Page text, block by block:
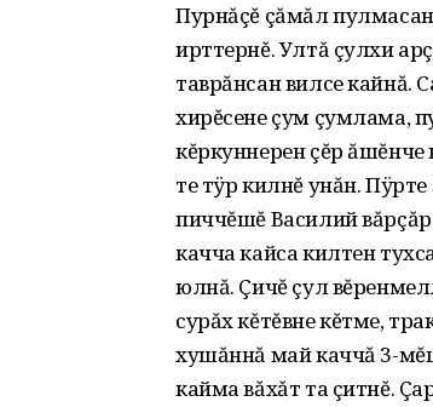
Пурнăçĕ çăмăл
ирттернĕ. Ултă çулхи
таврăнсан вилсе кайнă.
хирĕсене çум çумлама,
кĕркуннерен çĕр
те тÿр килнĕ унăн.
пиччĕшĕ Василий
качча кайса килтен
юлнă. Çичĕ çул
сурăх кĕтĕвне кĕтме,
хушăннă май каччă 3-
кайма вăхăт та çитнĕ.